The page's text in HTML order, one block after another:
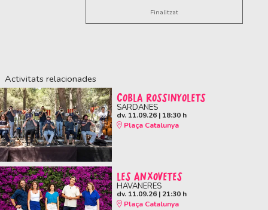
Finalitzat
Activitats relacionades
COBLA ROSSINYOLETS
SARDANES
dv. 11.09.26| 18:30 h
Plaça Catalunya
LES ANXOVETES
HAVANERES
dv. 11.09.26| 21:30 h
Plaça Catalunya